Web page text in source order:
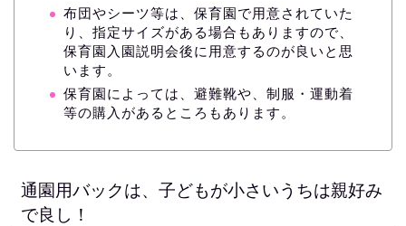
布団やシーツ等は、保育園で用意されていた
り、指定サイズがある場合もありますので、
保育園入園説明会後に用意するのが良いと思
います。
保育園によっては、避難靴や、制服・運動着
等の購入があるところもあります。
通園用バックは、子どもが小さいうちは親好み
で良し！